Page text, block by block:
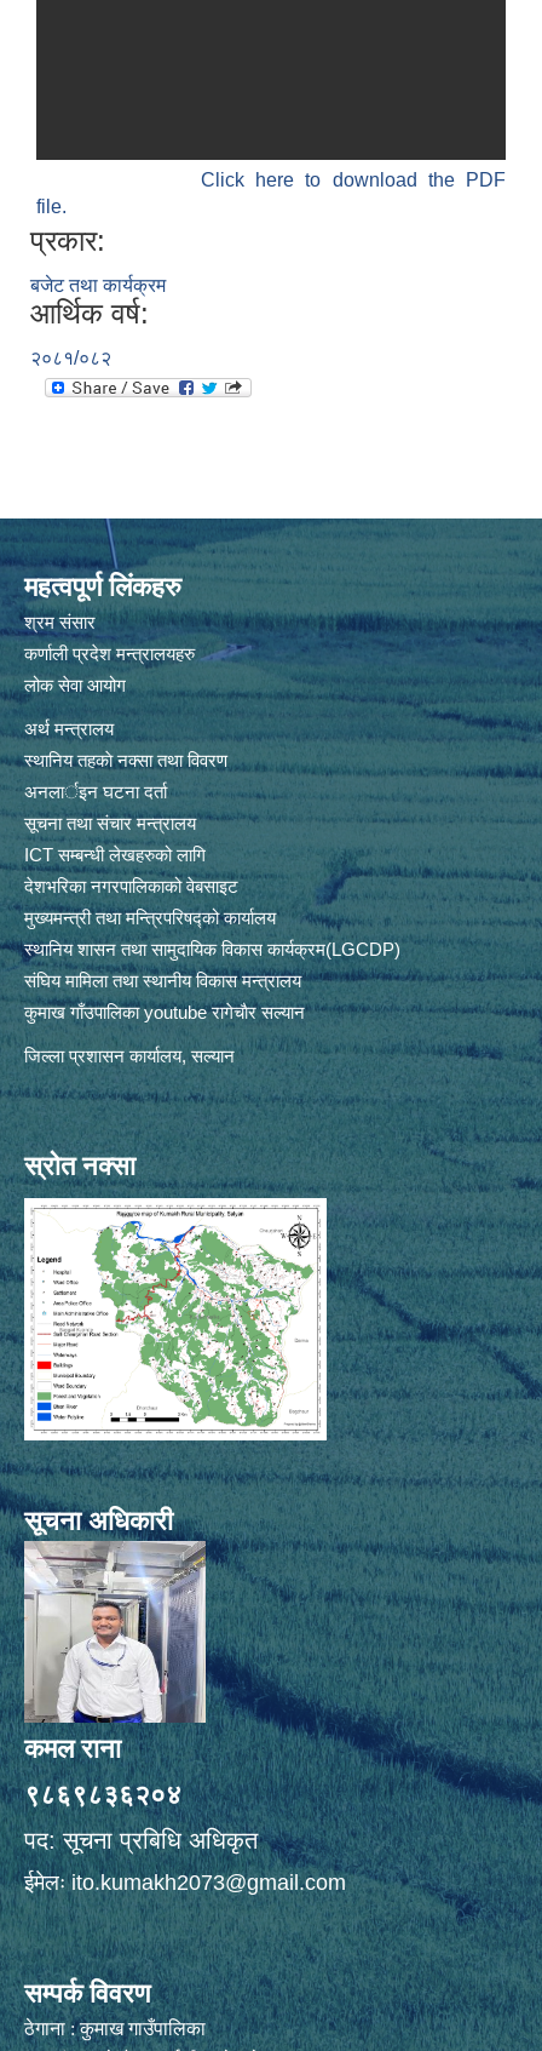
Click here to download the PDF
file.
प्रकार:
बजेट तथा कार्यक्रम
आर्थिक वर्ष:
२०८१/०८२
महत्वपूर्ण लिंकहरु
श्रम संसार
कर्णाली प्रदेश मन्त्रालयहरु
लोक सेवा आयोग
अर्थ मन्त्रालय
स्थानिय तहकाे नक्सा तथा विवरण
अनलार्इन घटना दर्ता
सूचना तथा संचार मन्त्रालय
ICT सम्बन्धी लेखहरुको लागि
देशभरिका नगरपालिकाको वेबसाइट
मुख्यमन्त्री तथा मन्त्रिपरिषद्को कार्यालय
स्थानिय शासन तथा सामुदायिक विकास कार्यक्रम(LGCDP)
संघिय मामिला तथा स्थानीय विकास मन्त्रालय
कुमाख गाँउपालिका youtube रागेचाैर सल्यान
जिल्ला प्रशासन कार्यालय, सल्यान
स्रोत नक्सा
सूचना अधिकारी
कमल राना
९८६९८३६२०४
पद: सूचना प्रबिधि अधिकृत
ईमेलःito.kumakh2073@gmail.com
सम्पर्क विवरण
ठेगाना : कुमाख गाउँपालिका